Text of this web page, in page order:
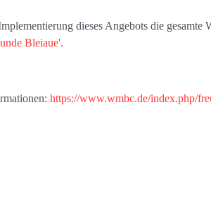
dieses Angebots die gesamte
Bleiaue'.
https://www.wmbc.de/index.php/